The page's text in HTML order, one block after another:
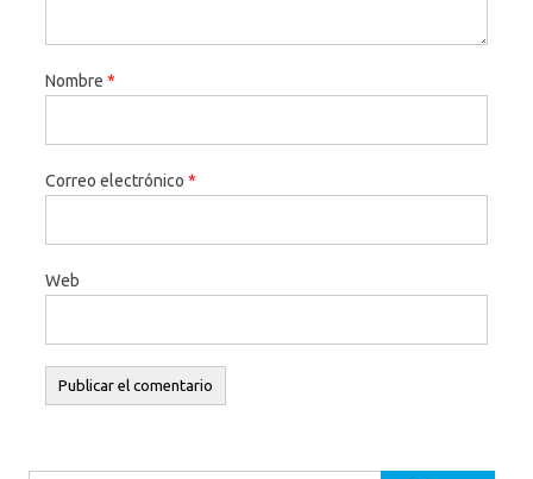
Nombre *
Correo electrónico *
Web